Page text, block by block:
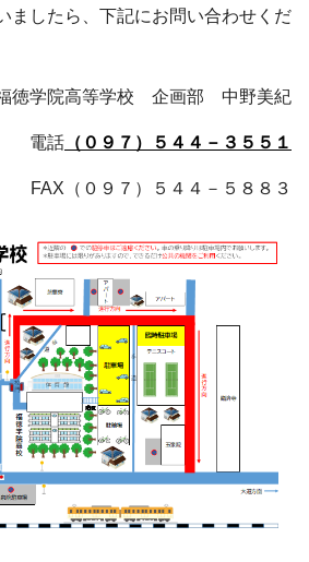
ましたら、下記にお問い合わせくだ
徳学院高等学校 企画部 中野美紀
電話 （０９７）５４４－３５５１
FAX（０９７）５４４－５８８３